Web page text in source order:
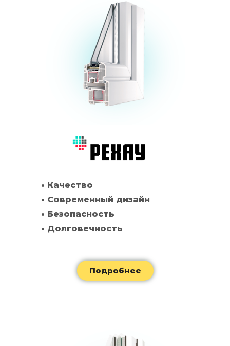
• Качество
• Современный дизайн
• Безопасность
• Долговечность
Подробнее